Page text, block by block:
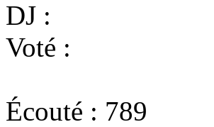
DJ :
Voté :
Écouté : 789